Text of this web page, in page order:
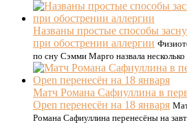
Названы простые способы
при обострении аллергии
по сну Сэмми Марго назвала
Матч Романа Сафиуллина в
Open перенесён на 18 января
Романа Сафиуллина перенесёны на